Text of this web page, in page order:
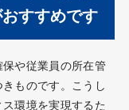
すすめです
や従業員の所在管
ものです。こうし
環境を実現するた